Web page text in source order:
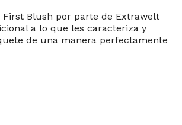
First Blush por parte de Extrawelt
a lo que les caracteriza y
de una manera perfectamente